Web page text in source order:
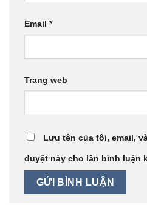
Email *
Trang web
Lưu tên của tôi, email,
duyệt này cho lần bình luận